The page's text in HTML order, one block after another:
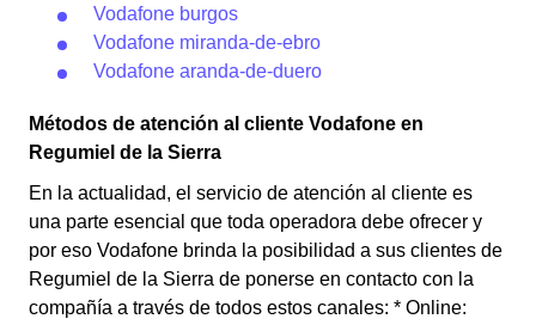
Vodafone burgos
Vodafone miranda-de-ebro
Vodafone aranda-de-duero
Métodos de atención al cliente Vodafone en
Regumiel de la Sierra
En la actualidad, el servicio de atención al cliente es
una parte esencial que toda operadora debe ofrecer y
por eso Vodafone brinda la posibilidad a sus clientes de
Regumiel de la Sierra de ponerse en contacto con la
compañía a través de todos estos canales: * Online: